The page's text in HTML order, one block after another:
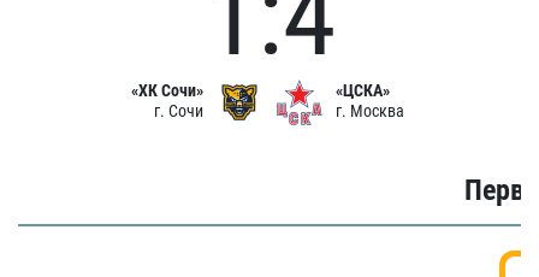
«ХК Сочи»
г. Сочи
«ЦСКА»
г. Москва